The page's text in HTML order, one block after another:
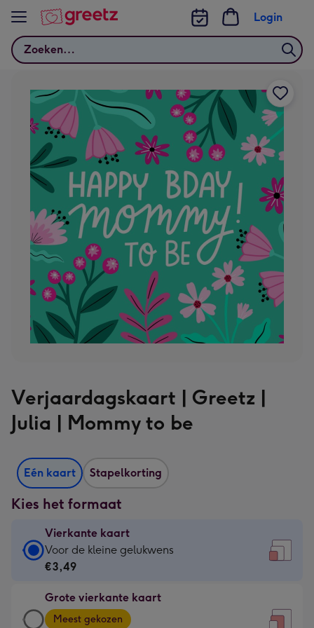
Bekijk meer
Zoeken
Login
Verjaardagskaart | Greetz |
Julia | Mommy to be
Eén kaart Stapelkorting
Kies het formaat
Vierkante kaart
Vierkante
kaart
€3,49
-
Voor de kleine gelukwens
€3,49
Grote vierkante kaart
Grote
Meest gekozen